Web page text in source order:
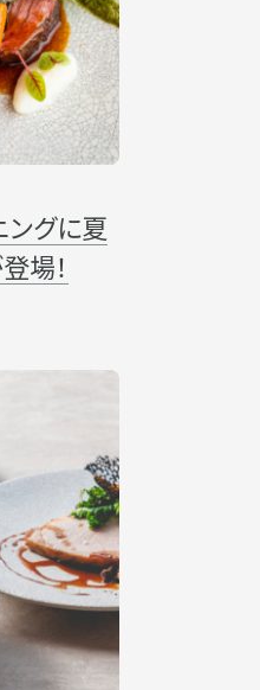
ングに夏
場！